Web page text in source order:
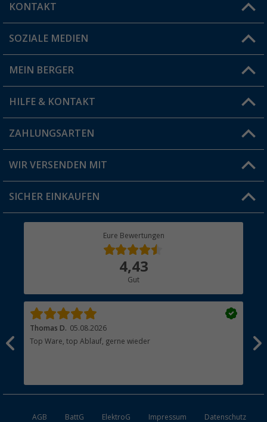
KONTAKT
Du hast eine Frage?
Filiale finden
SOZIALE MEDIEN
MEIN BERGER
Vorteilskarte
Blog
Jobs & Karriere
HILFE & KONTAKT
FAQ & Kontakt
Versandinformationen
Rücksendung
ZAHLUNGSARTEN
WIR VERSENDEN MIT
SICHER EINKAUFEN
Eure Bewertungen
4,43
Gut
Thomas D. 05.08.2026
Top Ware, top Ablauf, gerne wieder
AGB BattG ElektroG Impressum Datenschutz